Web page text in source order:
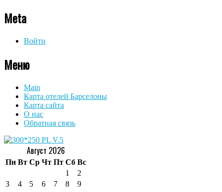
Meta
Войти
Меню
Main
Карта отелей Барселоны
Карта сайта
О нас
Обратная связь
Август 2026
Пн Вт Ср Чт Пт Сб Вс
1
2
3
4 5 6 7 8
9